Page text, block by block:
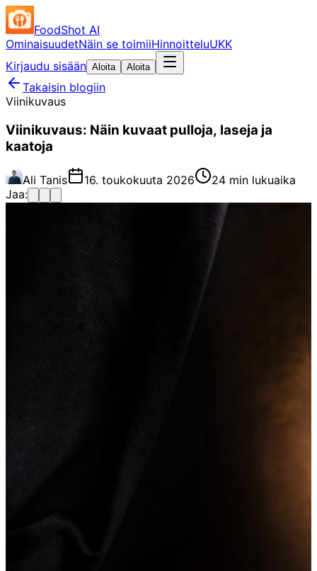
FoodShot AI
OminaisuudetNäin se toimiiHinnoitteluUKK
Kirjaudu sisään Aloita Aloita
Takaisin blogiin
Viinikuvaus
Viinikuvaus: Näin kuvaat pulloja, laseja ja
kaatoja
Ali Tanis 16. toukokuuta 2026
24 min lukuaika
Jaa: